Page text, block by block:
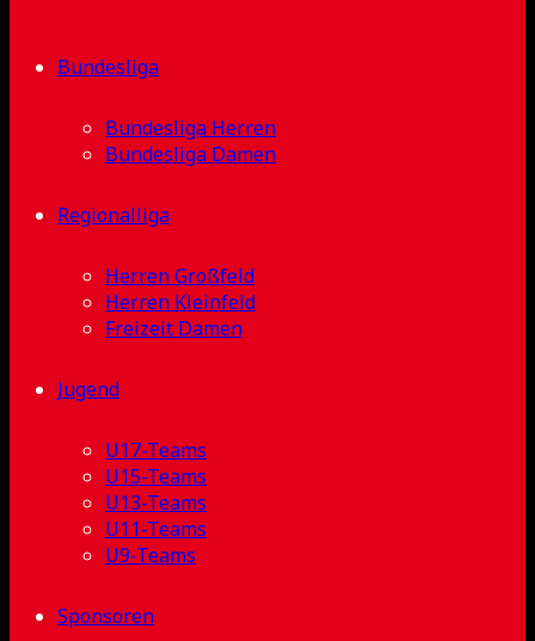
Bundesliga
Bundesliga Herren
Bundesliga Damen
Regionalliga
Herren Großfeld
Herren Kleinfeld
Freizeit Damen
Jugend
U17-Teams
U15-Teams
U13-Teams
U11-Teams
U9-Teams
Sponsoren